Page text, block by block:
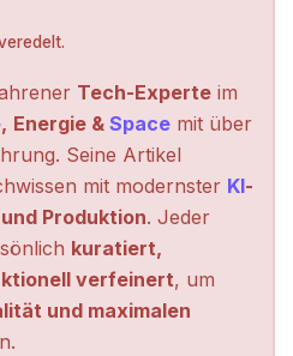
Tech-Experte im
, Energie & Space mit über
Seine Artikel
mit modernster KI-
Produktion. Jeder
kuratiert,
verfeinert, um
und maximalen